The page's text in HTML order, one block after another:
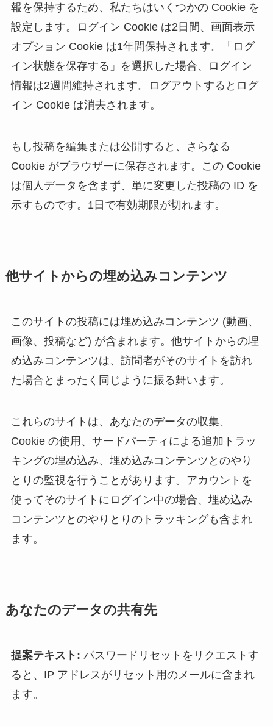
報を保持するため、私たちはいくつかの Cookie を
設定します。ログイン Cookie は2日間、画面表示
オプション Cookie は1年間保持されます。「ログ
イン状態を保存する」を選択した場合、ログイン
情報は2週間維持されます。ログアウトするとログ
イン Cookie は消去されます。
もし投稿を編集または公開すると、さらなる
Cookie がブラウザーに保存されます。この Cookie
は個人データを含まず、単に変更した投稿の ID を
示すものです。1日で有効期限が切れます。
他サイトからの埋め込みコンテンツ
このサイトの投稿には埋め込みコンテンツ (動画、
画像、投稿など) が含まれます。他サイトからの埋
め込みコンテンツは、訪問者がそのサイトを訪れ
た場合とまったく同じように振る舞います。
これらのサイトは、あなたのデータの収集、
Cookie の使用、サードパーティによる追加トラッ
キングの埋め込み、埋め込みコンテンツとのやり
とりの監視を行うことがあります。アカウントを
使ってそのサイトにログイン中の場合、埋め込み
コンテンツとのやりとりのトラッキングも含まれ
ます。
あなたのデータの共有先
提案テキスト: パスワードリセットをリクエストす
ると、IP アドレスがリセット用のメールに含まれ
ます。